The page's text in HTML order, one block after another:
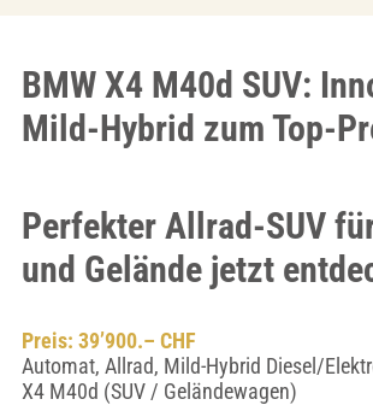
BMW X4 M40d SUV:
Mild-Hybrid zum Top-
Perfekter Allrad-SUV
und Gelände jetzt
Preis: 39’900.– CHF
Automat, Allrad, Mild-Hybrid Diesel/
X4 M40d (SUV / Geländewagen)